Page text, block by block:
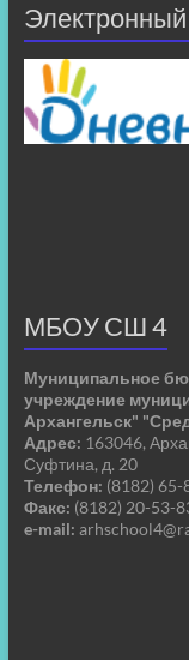
МБОУ СШ 4
Муниципальное
учреждение
Архангельск"
Адрес: 163046,
Суфтина, д. 20
Телефон: (8182) 65-
Факс: (8182) 20-53-
e-mail: